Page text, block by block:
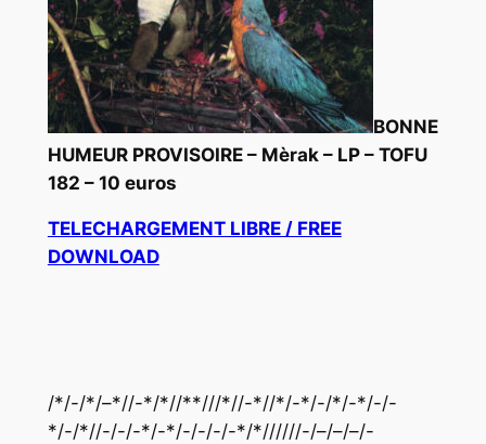
BONNE
HUMEUR PROVISOIRE – Mèrak – LP – TOFU
182 – 10 euros
TELECHARGEMENT LIBRE / FREE
DOWNLOAD
/*/-/*/–*//-*/*//**///*//-*//*/-*/-/*/-*/-/-
*/-/*//-/-/-*/-*/-/-/-/-*/*//////-/–/–/–/-